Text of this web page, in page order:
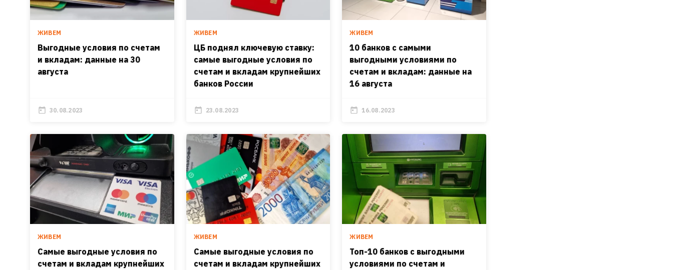
ЖИВЕМ
Выгодные условия по счетам
и вкладам: данные на 30
августа
30.08.2023
ЖИВЕМ
ЦБ поднял ключевую ставку:
cамые выгодные условия по
счетам и вкладам крупнейших
банков России
23.08.2023
ЖИВЕМ
10 банков с самыми
выгодными условиями по
счетам и вкладам: данные на
16 августа
16.08.2023
ЖИВЕМ
Самые выгодные условия по
счетам и вкладам крупнейших
ЖИВЕМ
Самые выгодные условия по
счетам и вкладам крупнейших
ЖИВЕМ
Топ-10 банков с выгодными
условиями по счетам и